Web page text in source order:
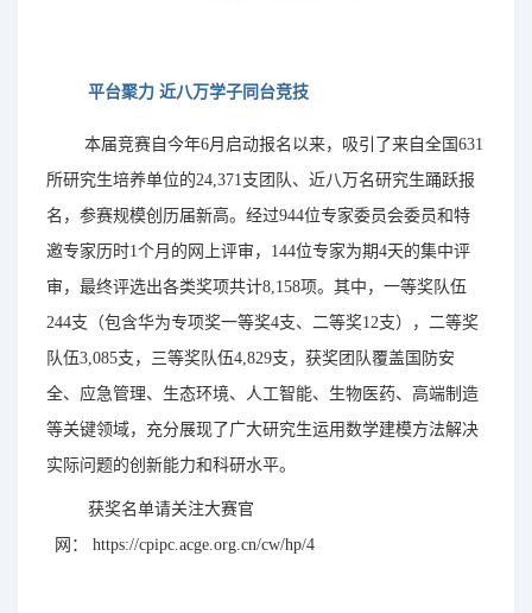
平台聚力 近八万学子同台竞技
本届竞赛自今年6月启动报名以来，吸引了来自全国631
所研究生培养单位的24,371支团队、近八万名研究生踊跃报
名，参赛规模创历届新高。经过944位专家委员会委员和特
邀专家历时1个月的网上评审，144位专家为期4天的集中评
审，最终评选出各类奖项共计8,158项。其中，一等奖队伍
244支（包含华为专项奖一等奖4支、二等奖12支），二等奖
队伍3,085支，三等奖队伍4,829支，获奖团队覆盖国防安
全、应急管理、生态环境、人工智能、生物医药、高端制造
等关键领域，充分展现了广大研究生运用数学建模方法解决
实际问题的创新能力和科研水平。
获奖名单请关注大赛官
网：
https://cpipc.acge.org.cn/cw/hp/4